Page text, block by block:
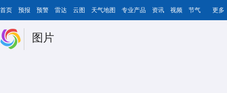
首页 预报 预警 雷达 云图 天气地图 专业产品 资讯 视频 节气 更多
图片